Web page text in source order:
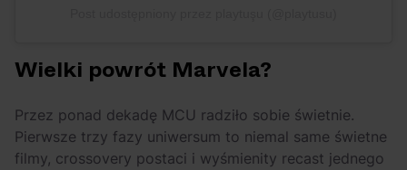
Wielki powrót Marvela?
Przez ponad dekadę MCU radziło sobie świetnie.
Pierwsze trzy fazy uniwersum to niemal same świetne
filmy, crossovery postaci i wyśmienity recast jednego